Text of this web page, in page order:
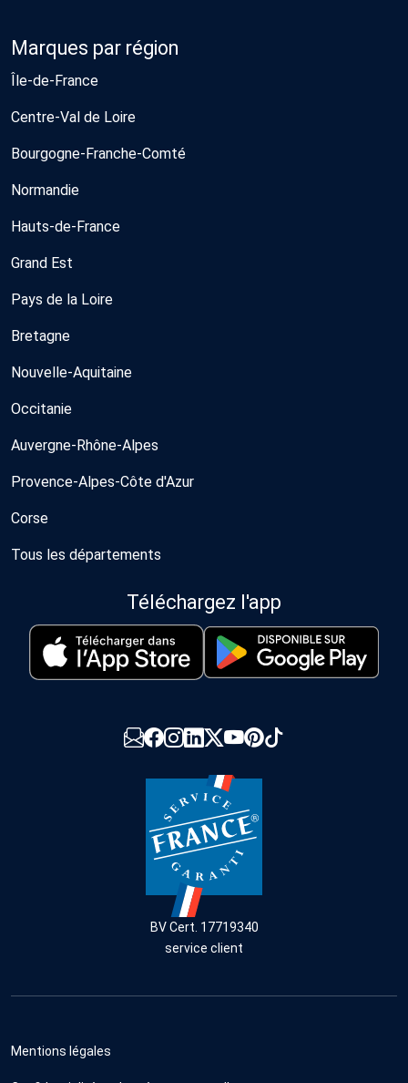
Marques par région
Île-de-France
Centre-Val de Loire
Bourgogne-Franche-Comté
Normandie
Hauts-de-France
Grand Est
Pays de la Loire
Bretagne
Nouvelle-Aquitaine
Occitanie
Auvergne-Rhône-Alpes
Provence-Alpes-Côte d'Azur
Corse
Tous les départements
Téléchargez l'app
BV Cert. 17719340
service client
Mentions légales